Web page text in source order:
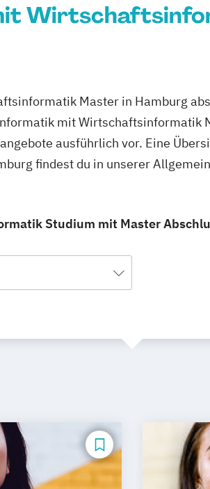
Master in Hamburg
mit Wirtschaftsinformatik
ausführlich vor. Eine
findest du in unserer
Studium mit Master